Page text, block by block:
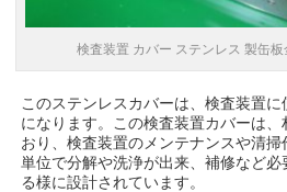
検査装置 カバー ステンレス 製缶板
このステンレスカバーは、検査装置
になります。この検査装置カバーは
おり、検査装置のメンテナンスや清
単位で分解や洗浄が出来、補修など
る様に設計されています。